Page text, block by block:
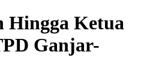
Hingga Ketua
Ganjar-